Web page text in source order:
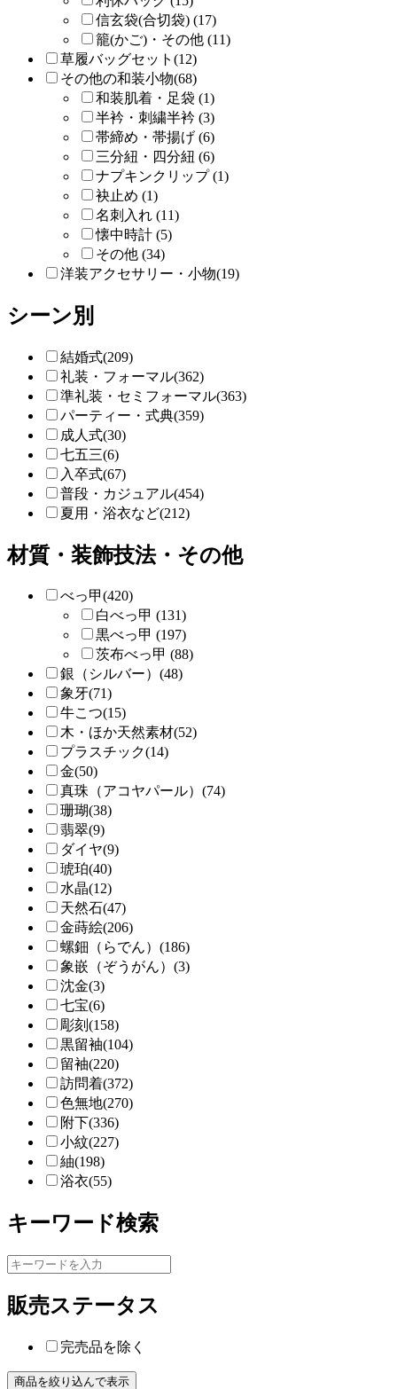
信玄袋(合切袋) (17)
籠(かご)・その他 (11)
草履バッグセット(12)
その他の和装小物(68)
和装肌着・足袋 (1)
半衿・刺繍半衿 (3)
帯締め・帯揚げ (6)
三分紐・四分紐 (6)
ナプキンクリップ (1)
袂止め (1)
名刺入れ (11)
懐中時計 (5)
その他 (34)
洋装アクセサリー・小物(19)
シーン別
結婚式(209)
礼装・フォーマル(362)
準礼装・セミフォーマル(363)
パーティー・式典(359)
成人式(30)
七五三(6)
入卒式(67)
普段・カジュアル(454)
夏用・浴衣など(212)
材質・装飾技法・その他
べっ甲(420)
白べっ甲 (131)
黒べっ甲 (197)
茨布べっ甲 (88)
銀（シルバー）(48)
象牙(71)
牛こつ(15)
木・ほか天然素材(52)
プラスチック(14)
金(50)
真珠（アコヤパール）(74)
珊瑚(38)
翡翠(9)
ダイヤ(9)
琥珀(40)
水晶(12)
天然石(47)
金蒔絵(206)
螺鈿（らでん）(186)
象嵌（ぞうがん）(3)
沈金(3)
七宝(6)
彫刻(158)
黒留袖(104)
留袖(220)
訪問着(372)
色無地(270)
附下(336)
小紋(227)
紬(198)
浴衣(55)
キーワード検索
販売ステータス
完売品を除く